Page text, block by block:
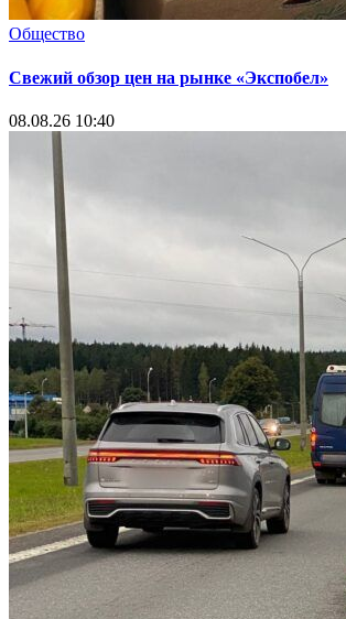
Общество
Свежий обзор цен на рынке «Экспобел»
08.08.26 10:40